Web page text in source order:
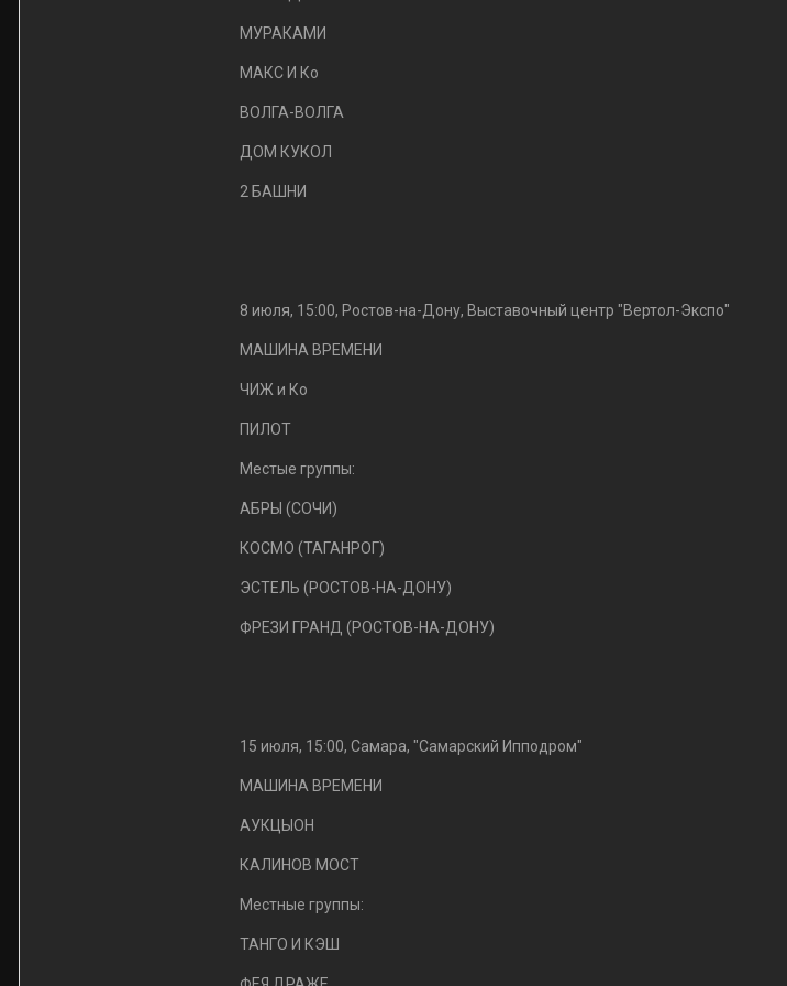
МУРАКАМИ
МАКС И Ко
ВОЛГА-ВОЛГА
ДОМ КУКОЛ
2 БАШНИ
8 июля, 15:00, Ростов-на-Дону, Выставочный центр "Вертол-Экспо"
МАШИНА ВРЕМЕНИ
ЧИЖ и Ко
ПИЛОТ
Местые группы:
АБРЫ (СОЧИ)
КОСМО (ТАГАНРОГ)
ЭСТЕЛЬ (РОСТОВ-НА-ДОНУ)
ФРЕЗИ ГРАНД (РОСТОВ-НА-ДОНУ)
15 июля, 15:00, Самара, "Самарский Ипподром"
МАШИНА ВРЕМЕНИ
АУКЦЫОН
КАЛИНОВ МОСТ
Местные группы:
ТАНГО И КЭШ